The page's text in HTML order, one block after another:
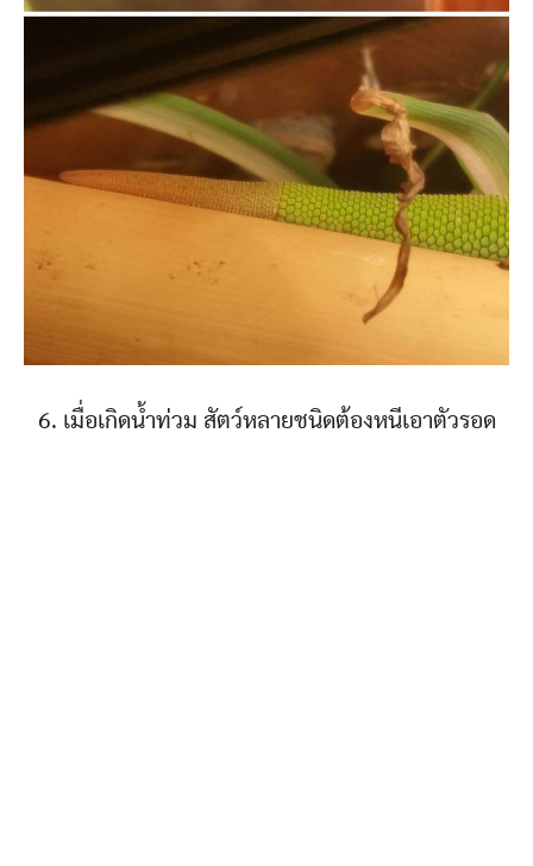
6. เมื่อเกิดน้ำท่วม สัตว์หลายชนิดต้องหนีเอาตัวรอด